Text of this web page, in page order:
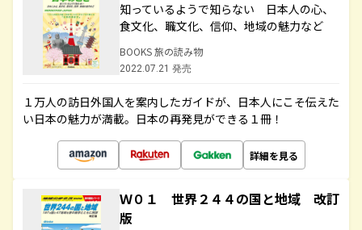
知っているようで知らない 日本人の心、
食文化、職文化、信仰、地域の魅力など
BOOKS 旅の読み物
2022.07.21 発売
１万人の訪日外国人を案内したガイドが、日本人にこそ伝えた
い日本の魅力が満載。日本の再発見ができる１冊！
詳細を見る
Ｗ０１ 世界２４４の国と地域 改訂
版